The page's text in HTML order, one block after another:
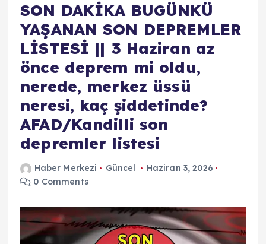
SON DAKİKA BUGÜNKÜ
YAŞANAN SON DEPREMLER
LİSTESİ || 3 Haziran az
önce deprem mi oldu,
nerede, merkez üssü
neresi, kaç şiddetinde?
AFAD/Kandilli son
depremler listesi
Haber Merkezi Güncel
Haziran 3, 2026
0 Comments